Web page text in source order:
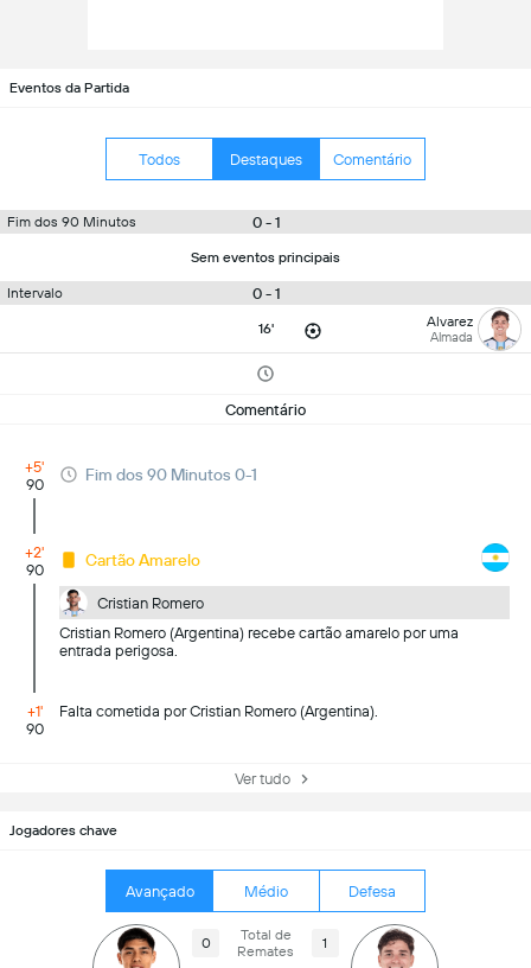
Eventos da Partida
Todos Destaques Comentário
Fim dos 90 Minutos 0 - 1
Sem eventos principais
Intervalo 0 - 1
16' Alvarez
Almada
Comentário
+5'
90
Fim dos 90 Minutos 0-1
+2'
90
Cartão Amarelo
Cristian Romero
Cristian Romero (Argentina) recebe cartão amarelo por uma
entrada perigosa.
+1'
90
Falta cometida por Cristian Romero (Argentina).
Ver tudo
Jogadores chave
Avançado Médio Defesa
0
Total de
Remates
1